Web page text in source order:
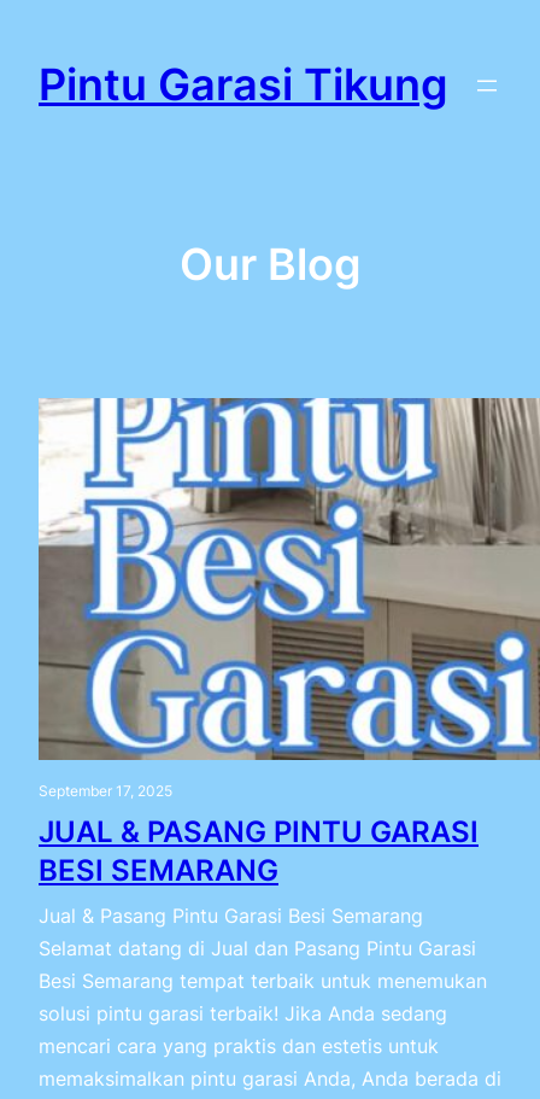
kontenPintu Garasi Tikung
Our Blog
September 17, 2025
JUAL & PASANG PINTU GARASI
BESI SEMARANG
Jual & Pasang Pintu Garasi Besi Semarang
Selamat datang di Jual dan Pasang Pintu Garasi
Besi Semarang tempat terbaik untuk menemukan
solusi pintu garasi terbaik! Jika Anda sedang
mencari cara yang praktis dan estetis untuk
memaksimalkan pintu garasi Anda, Anda berada di